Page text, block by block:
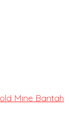
Mine Bantah